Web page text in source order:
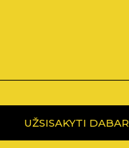
UŽSISAKYTI DABAR